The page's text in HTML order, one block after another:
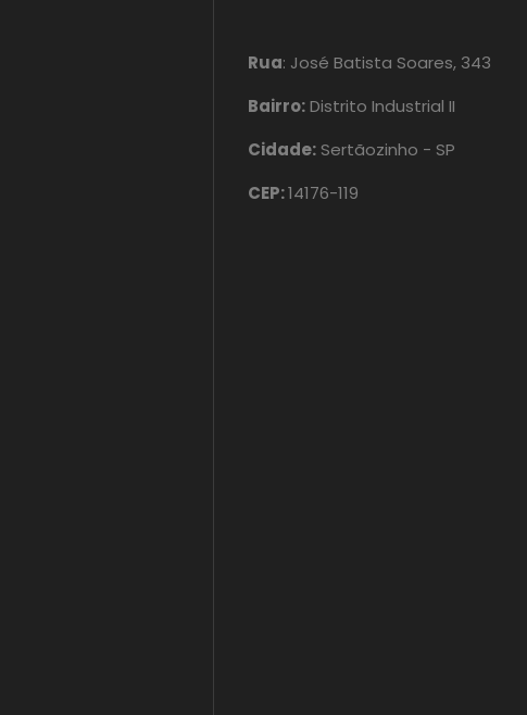
Rua: José Batista Soares, 343
Bairro:Distrito Industrial II
Cidade: Sertãozinho - SP
CEP:14176-119